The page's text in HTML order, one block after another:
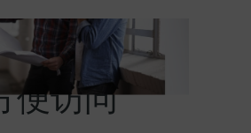
供对产品信
便访问